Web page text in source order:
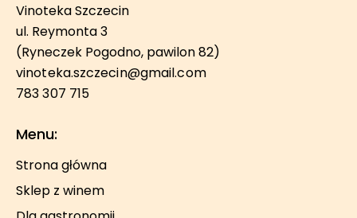
Vinoteka Szczecin
ul. Reymonta 3
(Ryneczek Pogodno, pawilon 82)
vinoteka.szczecin@gmail.com
783 307 715
Menu:
Strona główna
Sklep z winem